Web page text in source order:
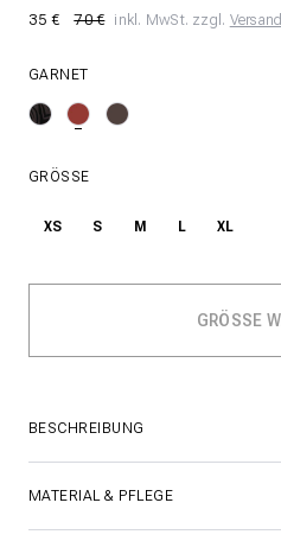
35 € 70 € inkl. MwSt. zzgl. Versand
GARNET
GRÖSSE
XS S M L XL
BESCHREIBUNG
MATERIAL & PFLEGE